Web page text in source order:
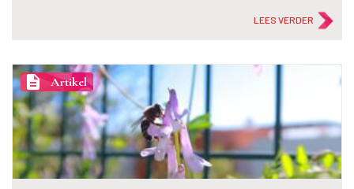
LEES VERDER
description Artikel